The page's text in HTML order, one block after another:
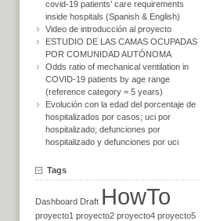
covid-19 patients’ care requirements
inside hospitals (Spanish & English)
Video de introducción al proyecto
ESTUDIO DE LAS CAMAS OCUPADAS
POR COMUNIDAD AUTÓNOMA
Odds ratio of mechanical ventilation in
COVID-19 patients by age range
(reference category = 5 years)
Evolución con la edad del porcentaje de
hospitalizados por casos; uci por
hospitalizado; defunciones por
hospitalizado y defunciones por uci
Tags
Dashboard Draft HowTo
proyecto1 proyecto2 proyecto4 proyecto5